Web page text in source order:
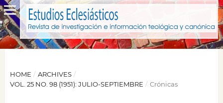
HOME / ARCHIVES /
VOL. 25 NO. 98 (1951): JULIO-SEPTIEMBRE / Crónicas